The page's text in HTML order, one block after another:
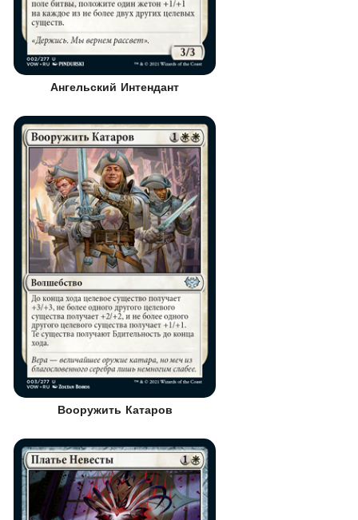
Ангельский Интендант
Вооружить Катаров